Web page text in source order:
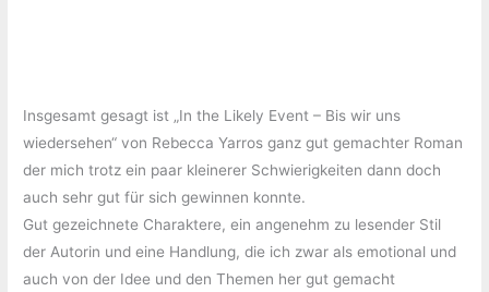
Insgesamt gesagt ist „In the Likely Event – Bis wir uns
wiedersehen“ von Rebecca Yarros ganz gut gemachter Roman
der mich trotz ein paar kleinerer Schwierigkeiten dann doch
auch sehr gut für sich gewinnen konnte.
Gut gezeichnete Charaktere, ein angenehm zu lesender Stil
der Autorin und eine Handlung, die ich zwar als emotional und
auch von der Idee und den Themen her gut gemacht